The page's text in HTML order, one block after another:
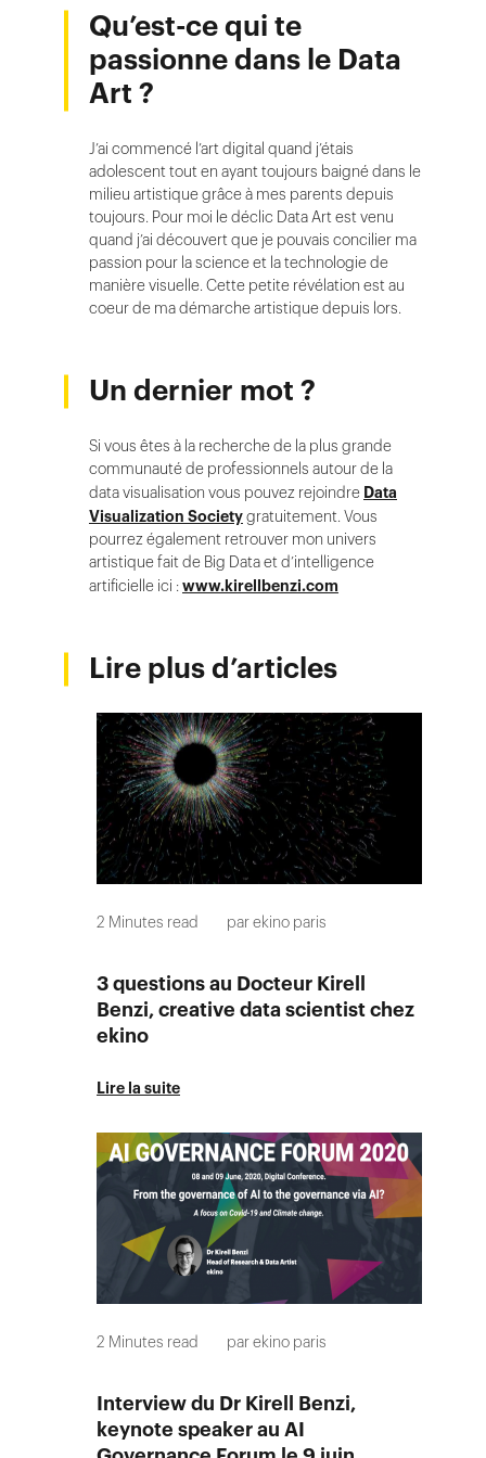
Qu’est-ce qui te
passionne dans le Data
Art ?
J’ai commencé l’art digital quand j’étais
adolescent tout en ayant toujours baigné dans le
milieu artistique grâce à mes parents depuis
toujours. Pour moi le déclic Data Art est venu
quand j’ai découvert que je pouvais concilier ma
passion pour la science et la technologie de
manière visuelle. Cette petite révélation est au
coeur de ma démarche artistique depuis lors.
Un dernier mot ?
Si vous êtes à la recherche de la plus grande
communauté de professionnels autour de la
data visualisation vous pouvez rejoindre Data
Visualization Societygratuitement. Vous
pourrez également retrouver mon univers
artistique fait de Big Data et d’intelligence
artificielle ici :www.kirellbenzi.com
Lire plus d’articles
2 Minutes read parekino paris
3 questions au Docteur Kirell
Benzi, creative data scientist chez
ekino
Lire la suite
2 Minutes read parekino paris
Interview du Dr Kirell Benzi,
keynote speaker au AI